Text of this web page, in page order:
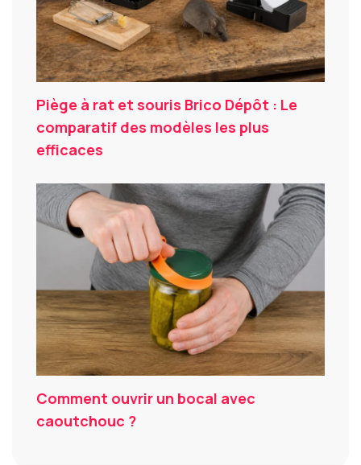
Piège à rat et souris Brico Dépôt : Le
comparatif des modèles les plus
efficaces
Comment ouvrir un bocal avec
caoutchouc ?